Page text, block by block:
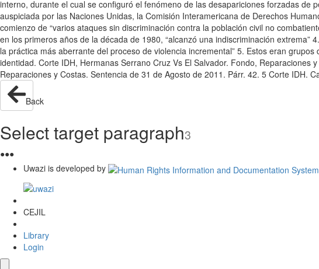
interno, durante el cual se configuró el fenómeno de las desapariciones forzadas
auspiciada por las Naciones Unidas, la Comisión Interamericana de Derechos
comienzo de “varios ataques sin discriminación contra la población civil no
en los primeros años de la década de 1980, “alcanzó una indiscriminación
la práctica más aberrante del proceso de violencia incremental” 5. Estos eran
identidad. Corte IDH, Hermanas Serrano Cruz Vs El Salvador. Fondo,
Reparaciones y Costas. Sentencia de 31 de Agosto de 2011. Párr. 42. 5 Corte IDH.
Back
Select target paragraph3
●●●
Uwazi is developed by
CEJIL
Library
Login